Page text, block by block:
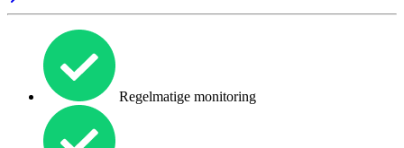
Regelmatige monitoring